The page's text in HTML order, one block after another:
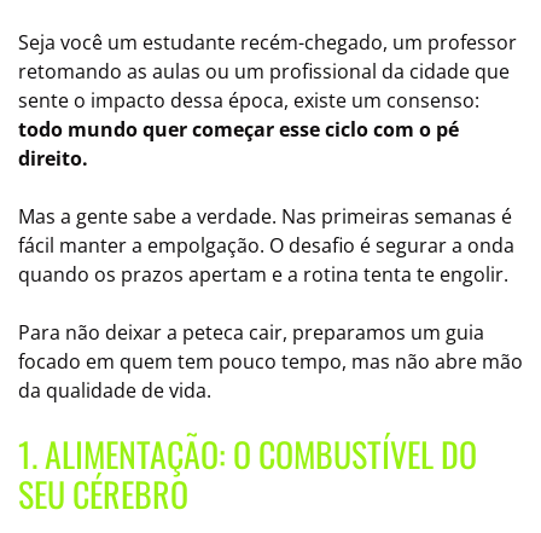
Seja você um estudante recém-chegado, um professor
retomando as aulas ou um profissional da cidade que
sente o impacto dessa época, existe um consenso:
todo mundo quer começar esse ciclo com o pé
direito.
Mas a gente sabe a verdade. Nas primeiras semanas é
fácil manter a empolgação. O desafio é segurar a onda
quando os prazos apertam e a rotina tenta te engolir.
Para não deixar a peteca cair, preparamos um guia
focado em quem tem pouco tempo, mas não abre mão
da qualidade de vida.
1. ALIMENTAÇÃO: O COMBUSTÍVEL DO
SEU CÉREBRO